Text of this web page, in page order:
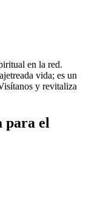
en la red.
vida; es un
y revitaliza
para el